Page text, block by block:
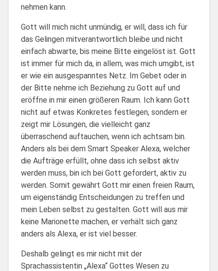
nehmen kann.
Gott will mich nicht unmündig, er will, dass ich für
das Gelingen mitverantwortlich bleibe und nicht
einfach abwarte, bis meine Bitte eingelöst ist. Gott
ist immer für mich da, in allem, was mich umgibt, ist
er wie ein ausgespanntes Netz. Im Gebet oder in
der Bitte nehme ich Beziehung zu Gott auf und
eröffne in mir einen größeren Raum. Ich kann Gott
nicht auf etwas Konkretes festlegen, sondern er
zeigt mir Lösungen, die vielleicht ganz
überraschend auftauchen, wenn ich achtsam bin.
Anders als bei dem Smart Speaker Alexa, welcher
die Aufträge erfüllt, ohne dass ich selbst aktiv
werden muss, bin ich bei Gott gefordert, aktiv zu
werden. Somit gewährt Gott mir einen freien Raum,
um eigenständig Entscheidungen zu treffen und
mein Leben selbst zu gestalten. Gott will aus mir
keine Marionette machen, er verhält sich ganz
anders als Alexa, er ist viel besser.
Deshalb gelingt es mir nicht mit der
Sprachassistentin „Alexa“ Gottes Wesen zu